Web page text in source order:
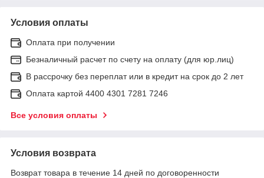
Условия оплаты
Оплата при получении
Безналичный расчет по счету на оплату (для юр.лиц)
В рассрочку без переплат или в кредит на срок до 2 лет
Оплата картой 4400 4301 7281 7246
Все условия оплаты
Условия возврата
Возврат товара в течение 14 дней по договоренности